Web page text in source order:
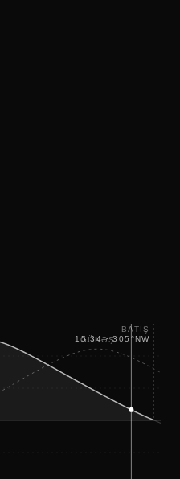
GÜNƏŞ
BATIŞ
15:34·305 °NW